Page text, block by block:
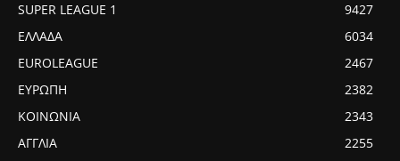
SUPER LEAGUE 1
9427
ΕΛΛΑΔΑ
6034
EUROLEAGUE
2467
ΕΥΡΩΠΗ
2382
ΚΟΙΝΩΝΙΑ
2343
ΑΓΓΛΙΑ
2255